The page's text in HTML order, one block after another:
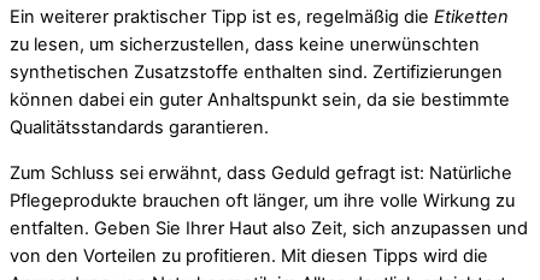
Ein weiterer praktischer Tipp ist es, regelmäßig die Etiketten
zu lesen, um sicherzustellen, dass keine unerwünschten
synthetischen Zusatzstoffe enthalten sind. Zertifizierungen
können dabei ein guter Anhaltspunkt sein, da sie bestimmte
Qualitätsstandards garantieren.
Zum Schluss sei erwähnt, dass Geduld gefragt ist: Natürliche
Pflegeprodukte brauchen oft länger, um ihre volle Wirkung zu
entfalten. Geben Sie Ihrer Haut also Zeit, sich anzupassen und
von den Vorteilen zu profitieren. Mit diesen Tipps wird die